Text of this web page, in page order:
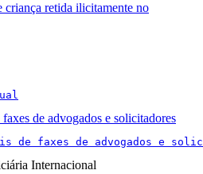
criança retida ilicitamente no
de advogados e solicitadores
de faxes de advogados e
Internacional